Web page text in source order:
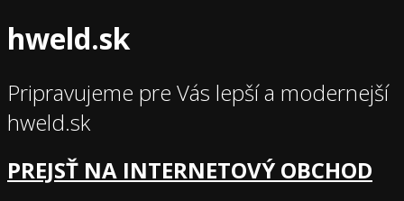
hweld.sk
Pripravujeme pre Vás lepší a modernejší
hweld.sk
PREJSŤ NA INTERNETOVÝ OBCHOD